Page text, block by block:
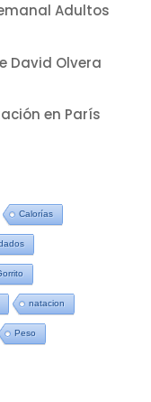
Adultos
David Olvera
en París
Calorías
natacion
Peso